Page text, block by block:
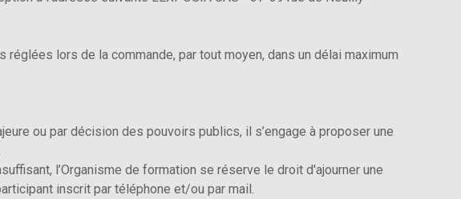
lors de la commande, par tout moyen, dans un délai maximum
ou par décision des pouvoirs publics, il s’engage à proposer une
l’Organisme de formation se réserve le droit d'ajourner une
inscrit par téléphone et/ou par mail.